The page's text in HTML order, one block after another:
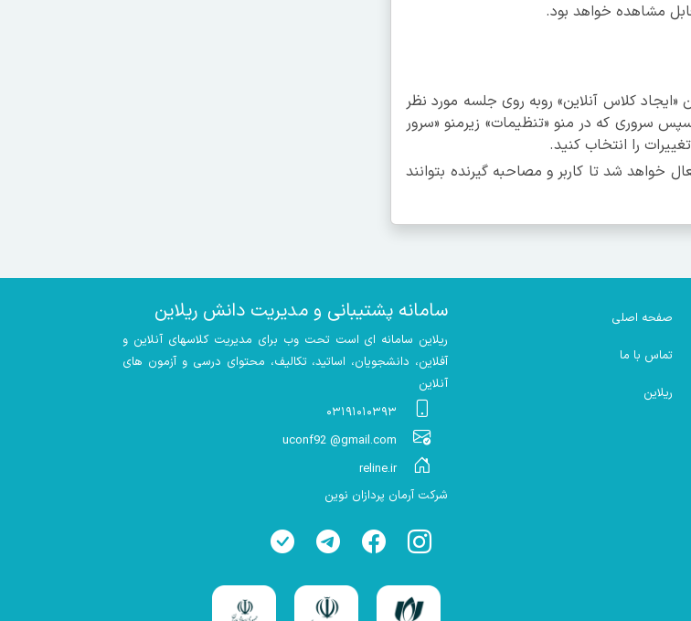
مشاهده خواهد بود.
کلاس آنلاین» روبه روی جلسه مورد نظر
سروری که در منو «تنظیمات» زیرمنو «سرور
را انتخاب کنید.
فعال خواهد شد تا کاربر و مصاحبه گیرنده بتوانند
صفحه اصلی
تماس با ما
ریلاین
سامانه پشتیبانی و مدیریت دانش ریلاین
ریلاین سامانه ای است تحت وب برای مدیریت کلاسهای آنلاین و
آفلاین، دانشجویان، اساتید، تکالیف، محتوای درسی و آزمون های
آنلاین
۰۳۱۹۱۰۱۰۳۹۳
uconf92 @gmail.com
reline.ir
شرکت آرمان پردازان نوین